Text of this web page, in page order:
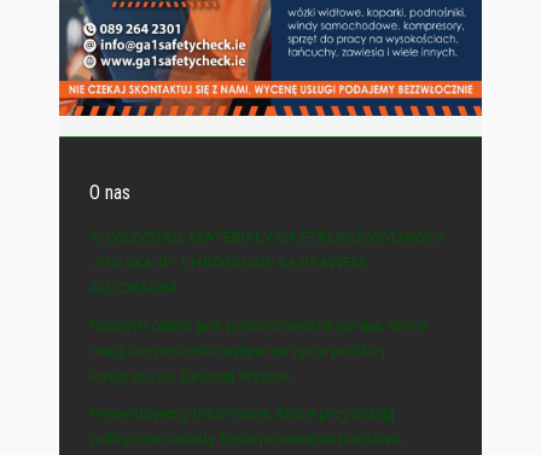
O nas
© WSZYSTKIE MATERIAŁY NA STRONIE WYDAWCY
„POLSKA-IE” CHRONIONE SĄ PRAWEM
AUTORSKIM.
Naszym celem jest prezentowanie spraw, które
mają bezpośredni wpływ na życie polskiej
emigracji na Zielonej Wyspie.
Prezentujemy informacje, które przybliżają
polityczne zasady funkcjonowania państwa,